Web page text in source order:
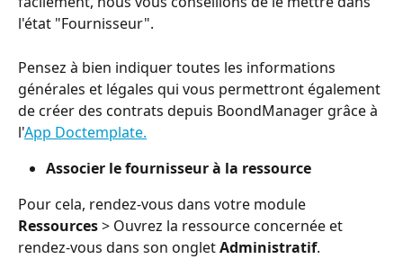
l'état "Fournisseur".
Pensez à bien indiquer toutes les informations
générales et légales qui vous permettront également
de créer des contrats depuis BoondManager grâce à
l'App Doctemplate.
Associer le fournisseur à la ressource
Pour cela, rendez-vous dans votre module
Ressources > Ouvrez la ressource concernée et
rendez-vous dans son onglet Administratif.